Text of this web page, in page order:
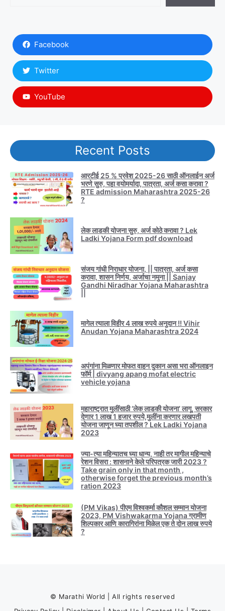
Facebook
Twitter
YouTube
Recent Posts
आरटीई 25 % प्रवेश 2025-26 साठी ऑनलाईन अर्ज
भरणे सुरु, पहा वयोमर्यादा, पात्रता, अर्ज कसा करावा ?
RTE admission Maharashtra 2025-26
?
लेक लाडकी योजना सुरु, अर्ज कोठे करावा ? Lek
Ladki Yojana Form pdf download
संजय गांधी निराधार योजना, || पात्रता, अर्ज कसा
करावा, शासन निर्णय, अर्जाचा नमुना || Sanjay
Gandhi Niradhar Yojana Maharashtra
मागेल त्याला विहीर 4 लाख रुपये अनुदान !! Vihir
Anudan Yojana Maharashtra 2024
अपंगांना मिळणार मोफत वाहन दुकान असा भरा ऑनलाइन
फॉर्म | divyang apang mofat electric
vehicle yojana
महाराष्ट्रात मुलींसाठी ‘लेक लाडकी योजना’ लागू, सरकार
देणार 1 लाख 1 हजार रुपये,मुलींना करणार लखपती
योजना जाणून घ्या तपशील ? Lek Ladki Yojana
2023
ज्या-त्या महिन्यातच घ्या धान्य, नाही तर मागील महिन्याचे
रेशन विसरा : शासनाने केले परिपत्रक जारी 2023 ?
Take grain only in that month ,
otherwise forget the previous month’s
ration 2023
(PM Vikas) पीएम विश्वकर्मा कौशल सम्मान योजना
2023, PM Vishwakarma Yojana ग्रामीण
शिल्पकार आणि कारागिरांना मिळेल एक ते दोन लाख रुपये
?
© Marathi World | All rights reserved